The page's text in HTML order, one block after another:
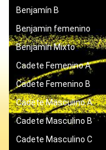
Benjamín B
Benjamin femenino
Benjamín Mixto
Cadete Femenino A
Cadete Femenino B
Cadete Masculino A
Cadete Masculino B
Cadete Masculino C